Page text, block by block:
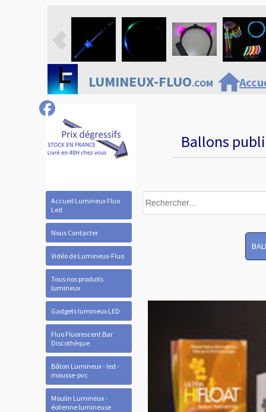
Accueil Lumineux Fluo
Led
Nous Contacter
Vidéo de Lumineux-Fluo
Tous nos produits
lumineux
Gadgets lumineux LED
Fluo Fluorescent Bar
Discothèque
Bâton Lumineux - led -
mousse-pvc
Moulin Lumineux -
éolienne lumineuse
LUMINEUX-FLUO.COMhome
Ballons